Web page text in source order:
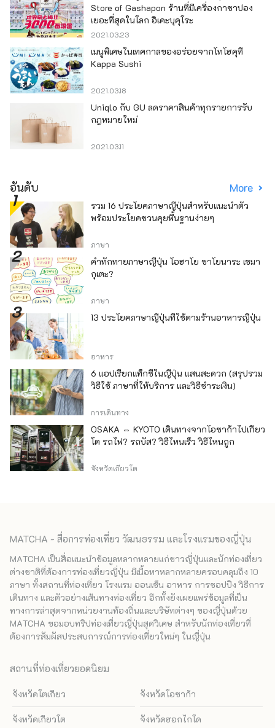
Store of Gashapon ร้านที่มีเครื่องกาชาปอง
เยอะที่สุดในโลก อิเคะบุคุโระ
2021.03.23
เมนูพิเศษในเทศกาลของอร่อยจากโทโฮคุที่
Kappa Sushi
2021.03.18
Uniqlo กับ GU ลดราคาสินค้าทุกรายการรับ
กฎหมายใหม่
2021.03.11
อันดับ More
รวม 16 ประโยคภาษาญี่ปุ่นสำหรับแนะนำตัว
พร้อมประโยคชวนคุยพื้นฐานง่ายๆ
ภาษา
คำทักทายภาษาญี่ปุ่น โอฮาโย ซาโยนาระ เซมา
กุเตะ?
ภาษา
13 ประโยคภาษาญี่ปุ่นที่ใช้ตามร้านอาหารญี่ปุ่น
อาหาร
6 แอปเรียกแท็กซี่ในญี่ปุ่น แสนสะดวก (สรุปรวม
วิธีใช้ ภาษาที่ให้บริการ และวิธีชำระเงิน)
การเดินทาง
OSAKA ⇔ KYOTO เดินทางจากโอซาก้าไปเกียว
โต รถไฟ? รถบัส? วิธีไหนเร็ว วิธีไหนถูก
จังหวัดเกียวโต
MATCHA - สื่อการท่องเที่ยว วัฒนธรรม และโรงแรมของญี่ปุ่น
MATCHA เป็นสื่อแนะนำข้อมูลหลากหลายแก่ชาวญี่ปุ่นและนักท่องเที่ยว
ต่างชาติที่ต้องการท่องเที่ยวญี่ปุ่น มีเนื้อหาหลากหลายครอบคลุมถึง 10
ภาษา ทั้งสถานที่ท่องเที่ยว โรงแรม ออนเซ็น อาหาร การชอปปิง วิธีการ
เดินทาง และตัวอย่างเส้นทางท่องเที่ยว อีกทั้งยังเผยแพร่ข้อมูลที่เป็น
ทางการล่าสุดจากหน่วยงานท้องถิ่นและบริษัทต่างๆ ของญี่ปุ่นด้วย
MATCHA ขอมอบทริปท่องเที่ยวญี่ปุ่นสุดวิเศษ สำหรับนักท่องเที่ยวที่
ต้องการสัมผัสประสบการณ์การท่องเที่ยวใหม่ๆ ในญี่ปุ่น
สถานที่ท่องเที่ยวยอดนิยม
จังหวัดโตเกียว จังหวัดโอซาก้า
จังหวัดเกียวโต จังหวัดฮอกไกโด